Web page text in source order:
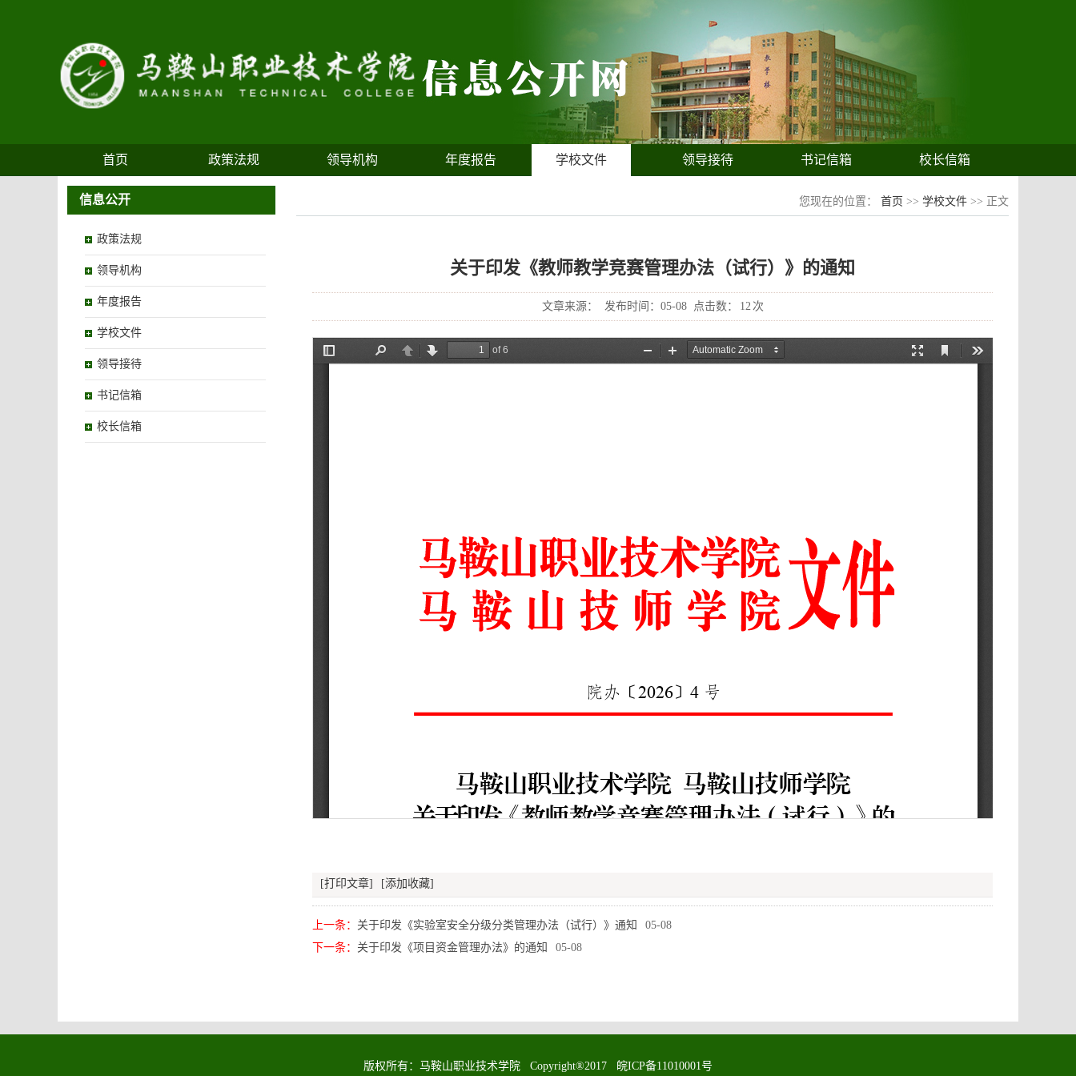
首页 政策法规 领导机构 年度报告 学校文件 领导接待 书记信箱 校长信箱
信息公开
政策法规
领导机构
年度报告
学校文件
领导接待
书记信箱
校长信箱
您现在的位置： 首页 >> 学校文件 >> 正文
关于印发《教师教学竞赛管理办法（试行）》的通知
文章来源： 发布时间：05-08 点击数： 12次
[打印文章] [添加收藏]
上一条： 关于印发《实验室安全分级分类管理办法（试行）》通知
05-08
下一条： 关于印发《项目资金管理办法》的通知 05-08
版权所有：马鞍山职业技术学院 Copyright®2017 皖ICP备11010001号